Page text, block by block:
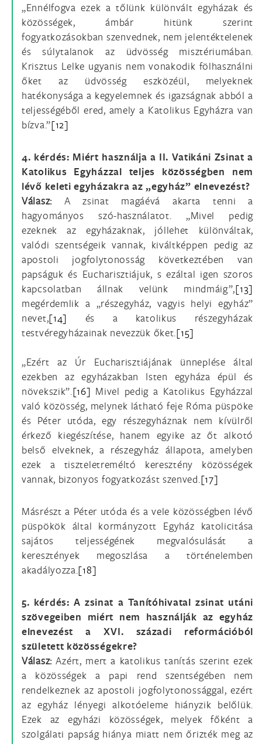
„Ennélfogva ezek a tőlünk különvált egyházak és
közösségek, ámbár hitünk szerint
fogyatkozásokban szenvednek, nem jelentéktelenek
és súlytalanok az üdvösség misztériumában.
Krisztus Lelke ugyanis nem vonakodik fölhasználni
őket az üdvösség eszközéül, melyeknek
hatékonysága a kegyelemnek és igazságnak abból a
teljességéből ered, amely a Katolikus Egyházra van
bízva.”[12]
4. kérdés: Miért használja a II. Vatikáni Zsinat a
Katolikus Egyházzal teljes közösségben nem
lévő keleti egyházakra az „egyház” elnevezést?
Válasz: A zsinat magáévá akarta tenni a
hagyományos szó-használatot. „Mivel pedig
ezeknek az egyházaknak, jóllehet különváltak,
valódi szentségeik vannak, kiváltképpen pedig az
apostoli jogfolytonosság következtében van
papságuk és Eucharisztiájuk, s ezáltal igen szoros
kapcsolatban állnak velünk mindmáig”,[13]
megérdemlik a „részegyház, vagyis helyi egyház”
nevet,[14] és a katolikus részegyházak
testvéregyházainak nevezzük őket.[15]
„Ezért az Úr Eucharisztiájának ünneplése által
ezekben az egyházakban Isten egyháza épül és
növekszik”.[16] Mivel pedig a Katolikus Egyházzal
való közösség, melynek látható feje Róma püspöke
és Péter utóda, egy részegyháznak nem kívülről
érkező kiegészítése, hanem egyike az őt alkotó
belső elveknek, a részegyház állapota, amelyben
ezek a tiszteletreméltó keresztény közösségek
vannak, bizonyos fogyatkozást szenved.[17]
Másrészt a Péter utóda és a vele közösségben lévő
püspökök által kormányzott Egyház katolicitása
sajátos teljességének megvalósulását a
keresztények megoszlása a történelemben
akadályozza.[18]
5. kérdés: A zsinat a Tanítóhivatal zsinat utáni
szövegeiben miért nem használják az egyház
elnevezést a XVI. századi reformációból
született közösségekre?
Válasz:Azért, mert a katolikus tanítás szerint ezek
a közösségek a papi rend szentségében nem
rendelkeznek az apostoli jogfolytonossággal, ezért
az egyház lényegi alkotóeleme hiányzik belőlük.
Ezek az egyházi közösségek, melyek főként a
szolgálati papság hiánya miatt nem őrizték meg az